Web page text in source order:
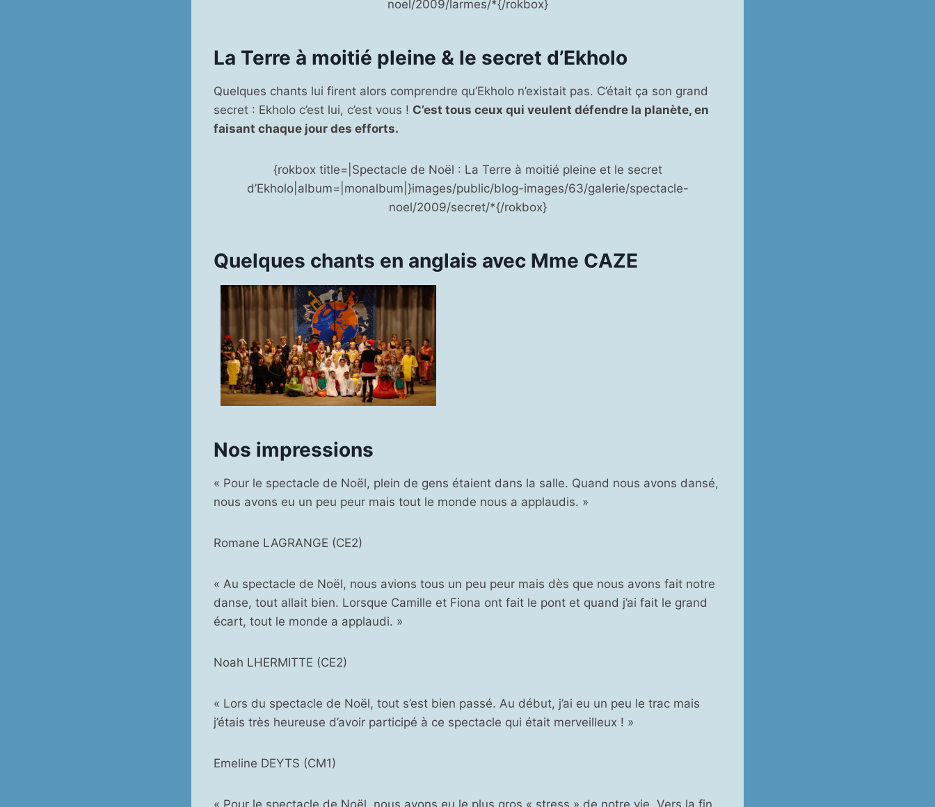
noel/2009/larmes/*{/rokbox}
La Terre à moitié pleine & le secret d’Ekholo
Quelques chants lui firent alors comprendre qu’Ekholo n’existait pas. C’était ça son grand
secret : Ekholo c’est lui, c’est vous ! C’est tous ceux qui veulent défendre la planète, en
faisant chaque jour des efforts.
{rokbox title=|Spectacle de Noël : La Terre à moitié pleine et le secret
d’Ekholo|album=|monalbum|}images/public/blog-images/63/galerie/spectacle-
noel/2009/secret/*{/rokbox}
Quelques chants en anglais avec Mme CAZE
Nos impressions
« Pour le spectacle de Noël, plein de gens étaient dans la salle. Quand nous avons dansé,
nous avons eu un peu peur mais tout le monde nous a applaudis. »
Romane LAGRANGE (CE2)
« Au spectacle de Noël, nous avions tous un peu peur mais dès que nous avons fait notre
danse, tout allait bien. Lorsque Camille et Fiona ont fait le pont et quand j’ai fait le grand
écart, tout le monde a applaudi. »
Noah LHERMITTE (CE2)
« Lors du spectacle de Noël, tout s’est bien passé. Au début, j’ai eu un peu le trac mais
j’étais très heureuse d’avoir participé à ce spectacle qui était merveilleux ! »
Emeline DEYTS (CM1)